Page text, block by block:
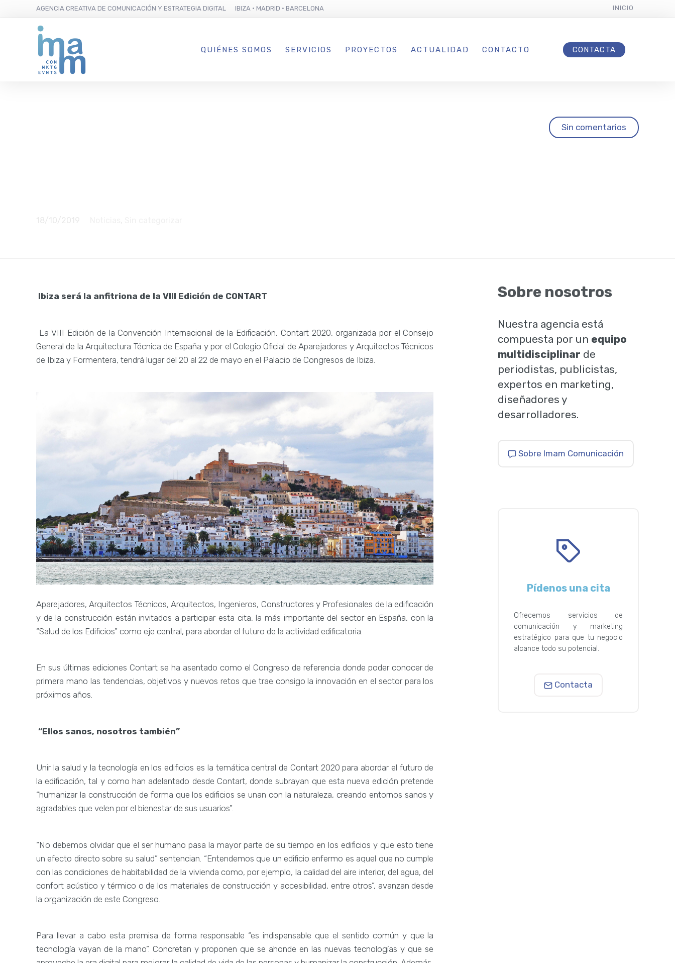
AGENCIA CREATIVA DE COMUNICACIÓN Y ESTRATEGIA DIGITAL IBIZA · MADRID · BARCELONA INICIO
QUIÉNES SOMOS SERVICIOS PROYECTOS ACTUALIDAD CONTACTO CONTACTA
Sin comentarios
Ibiza será la anfitriona de la VIII Edición de CONTART
La VIII Edición de la Convención Internacional de la Edificación, Contart 2020, organizada por el Consejo
General de la Arquitectura Técnica de España y por el Colegio Oficial de Aparejadores y Arquitectos Técnicos
de Ibiza y Formentera, tendrá lugar del 20 al 22 de mayo en el Palacio de Congresos de Ibiza.
Aparejadores, Arquitectos Técnicos, Arquitectos, Ingenieros, Constructores y Profesionales de la edificación
y de la construcción están invitados a participar esta cita, la más importante del sector en España, con la
“Salud de los Edificios” como eje central, para abordar el futuro de la actividad edificatoria.
En sus últimas ediciones Contart se ha asentado como el Congreso de referencia donde poder conocer de
primera mano las tendencias, objetivos y nuevos retos que trae consigo la innovación en el sector para los
próximos años.
“Ellos sanos, nosotros también”
Unir la salud y la tecnología en los edificios es la temática central de Contart 2020 para abordar el futuro de
la edificación, tal y como han adelantado desde Contart, donde subrayan que esta nueva edición pretende
“humanizar la construcción de forma que los edificios se unan con la naturaleza, creando entornos sanos y
agradables que velen por el bienestar de sus usuarios”.
“No debemos olvidar que el ser humano pasa la mayor parte de su tiempo en los edificios y que esto tiene
un efecto directo sobre su salud” sentencian. “Entendemos que un edificio enfermo es aquel que no cumple
con las condiciones de habitabilidad de la vivienda como, por ejemplo, la calidad del aire interior, del agua, del
confort acústico y térmico o de los materiales de construcción y accesibilidad, entre otros”, avanzan desde
la organización de este Congreso.
Para llevar a cabo esta premisa de forma responsable “es indispensable que el sentido común y que la
tecnología vayan de la mano”. Concretan y proponen que se ahonde en las nuevas tecnologías y que se
Sobre nosotros
Nuestra agencia está
compuesta por un equipo
multidisciplinar de
periodistas, publicistas,
expertos en marketing,
diseñadores y
desarrolladores.
Sobre Imam Comunicación
Pídenos una cita
Ofrecemos servicios de
comunicación y marketing
estratégico para que tu negocio
alcance todo su potencial.
Contacta